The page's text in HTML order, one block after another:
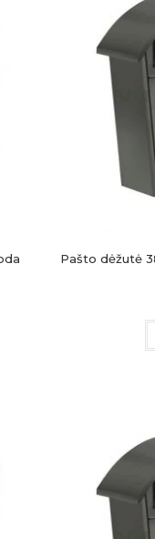
Pašto dėžutė